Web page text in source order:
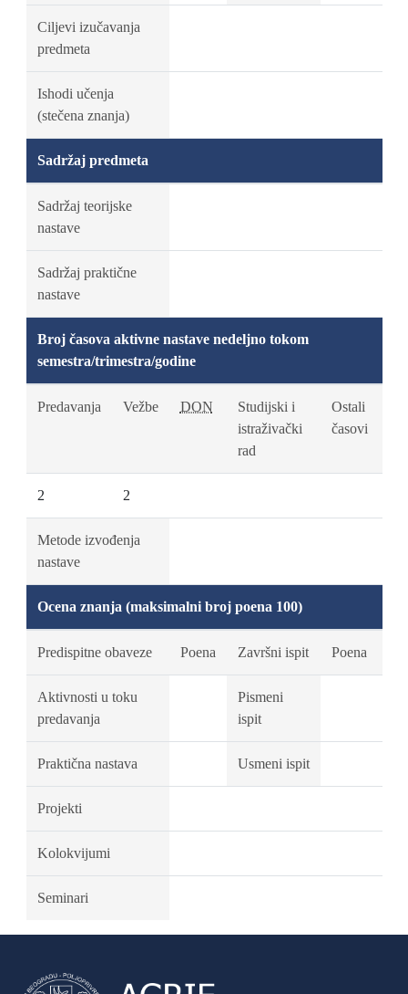
Ciljevi izučavanja
predmeta
Ishodi učenja
(stečena znanja)
Sadržaj predmeta
Sadržaj teorijske
nastave
Sadržaj praktične
nastave
Broj časova aktivne nastave nedeljno tokom
semestra/trimestra/godine
Predavanja Vežbe DON
Studijski i
istraživački
rad
Ostali
časovi
2 2
Metode izvođenja
nastave
Ocena znanja (maksimalni broj poena 100)
Predispitne obaveze Poena Završni ispit Poena
Aktivnosti u toku
predavanja
Pismeni
ispit
Praktična nastava Usmeni ispit
Projekti
Kolokvijumi
Seminari